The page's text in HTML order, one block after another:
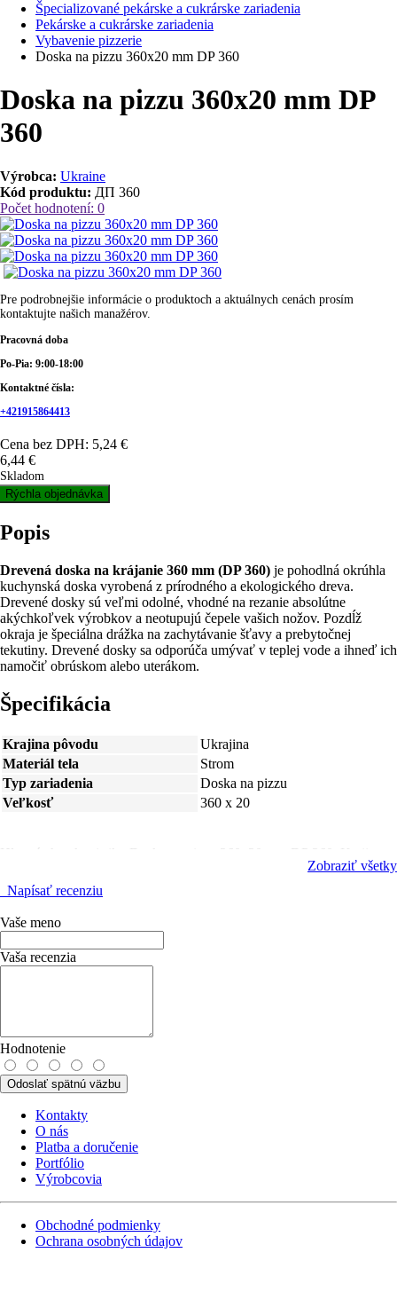
Špecializované pekárske a cukrárske zariadenia
Pekárske a cukrárske zariadenia
Vybavenie pizzerie
Doska na pizzu 360x20 mm DP 360
Doska na pizzu 360x20 mm DP
360
Výrobca: Ukraine
Kód produktu: ДП 360
Počet hodnotení: 0
Pre podrobnejšie informácie o produktoch a aktuálnych cenách prosím
kontaktujte našich manažérov.
Pracovná doba
Po-Pia: 9:00-18:00
Kontaktné čísla:
+421915864413
Cena bez DPH: 5,24 €
6,44 €
Skladom
Rýchla objednávka
Popis
Drevená doska na krájanie 360 mm (DP 360) je pohodlná okrúhla
kuchynská doska vyrobená z prírodného a ekologického dreva.
Drevené dosky sú veľmi odolné, vhodné na rezanie absolútne
akýchkoľvek výrobkov a neotupujú čepele vašich nožov. Pozdĺž
okraja je špeciálna drážka na zachytávanie šťavy a prebytočnej
tekutiny. Drevené dosky sa odporúča umývať v teplej vode a ihneď ich
namočiť obrúskom alebo uterákom.
Špecifikácia
Krajina pôvodu
Ukrajina
Materiál tela
Strom
Typ zariadenia
Doska na pizzu
Veľkosť
360 x 20
Hlavné charakteristiky Doska na pizzu 360x20 mm DP 360. Krajina
pôvodu - Ukrajina, Materiál tela - Strom, Typ zariadenia - Doska na
pizzu, Veľkosť - 360 x 20, ostatné špecifikácie telefonicky: +38(067)
5710158.
Zobraziť všetky
Napísať recenziu
Vaše meno
Vaša recenzia
Hodnotenie
Odoslať spätnú väzbu
Kontakty
O nás
Platba a doručenie
Portfólio
Výrobcovia
Obchodné podmienky
Ochrana osobných údajov